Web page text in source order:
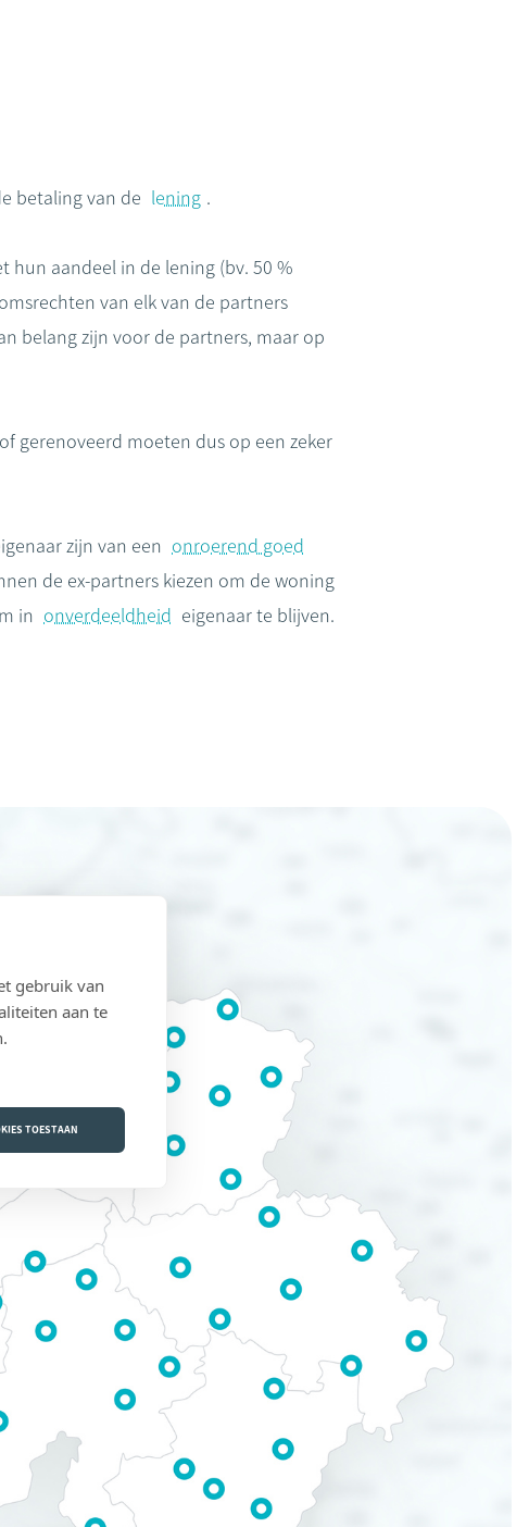
betaling van de lening .
hun aandeel in de lening (bv. 50 %
van elk van de partners
belang zijn voor de partners, maar op
gerenoveerd moeten dus op een zeker
zijn van een onroerend goed
de ex-partners kiezen om de woning
in onverdeeldheid eigenaar te blijven.
gebruik van
aan te
TOESTAAN